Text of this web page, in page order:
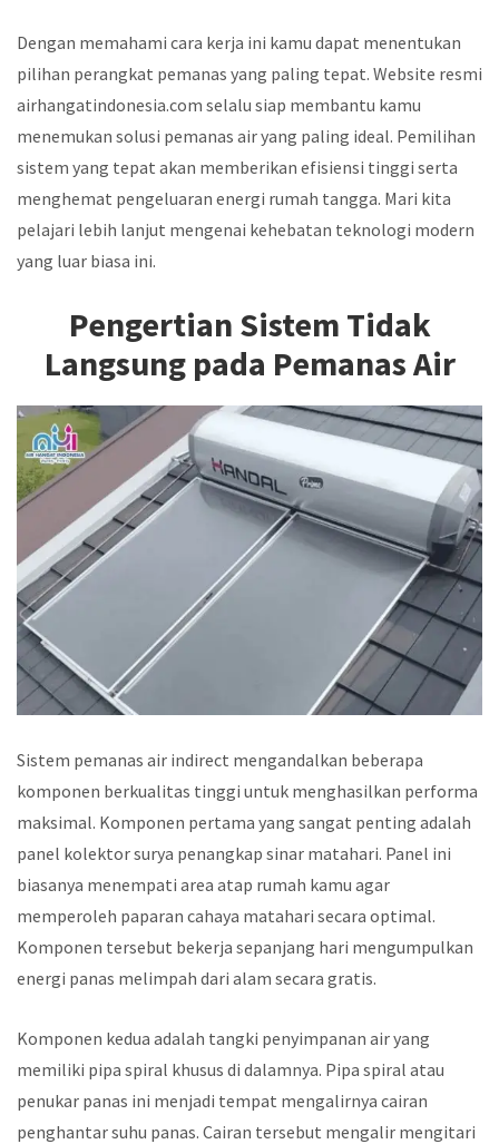
Dengan memahami cara kerja ini kamu dapat menentukan
pilihan perangkat pemanas yang paling tepat. Website resmi
airhangatindonesia.com selalu siap membantu kamu
menemukan solusi pemanas air yang paling ideal. Pemilihan
sistem yang tepat akan memberikan efisiensi tinggi serta
menghemat pengeluaran energi rumah tangga. Mari kita
pelajari lebih lanjut mengenai kehebatan teknologi modern
yang luar biasa ini.
Pengertian Sistem Tidak
Langsung pada Pemanas Air
Sistem pemanas air indirect mengandalkan beberapa
komponen berkualitas tinggi untuk menghasilkan performa
maksimal. Komponen pertama yang sangat penting adalah
panel kolektor surya penangkap sinar matahari. Panel ini
biasanya menempati area atap rumah kamu agar
memperoleh paparan cahaya matahari secara optimal.
Komponen tersebut bekerja sepanjang hari mengumpulkan
energi panas melimpah dari alam secara gratis.
Komponen kedua adalah tangki penyimpanan air yang
memiliki pipa spiral khusus di dalamnya. Pipa spiral atau
penukar panas ini menjadi tempat mengalirnya cairan
penghantar suhu panas. Cairan tersebut mengalir mengitari